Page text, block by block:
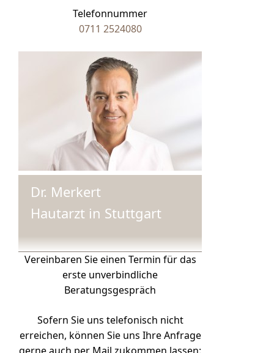
Telefonnummer
0711 2524080
Dr. Merkert
Hautarzt in Stuttgart
Vereinbaren Sie einen Termin für das
erste unverbindliche
Beratungsgespräch
Sofern Sie uns telefonisch nicht
erreichen, können Sie uns Ihre Anfrage